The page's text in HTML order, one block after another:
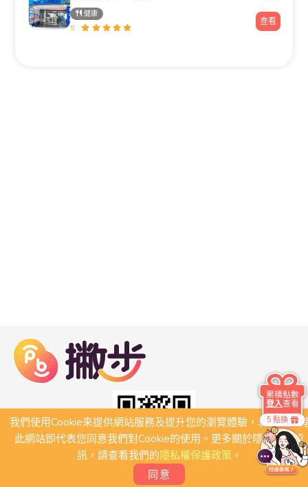
健康
5
查看
我們使用Cookie來提供網站服務及提升您的瀏覽體驗，若繼續瀏
此網站即代表您同意我們對Cookie的使用。更多關於隱私保護資
訊，請查看我們的隱私權保護政策。
同意
5 點換
累積點數
登入查看